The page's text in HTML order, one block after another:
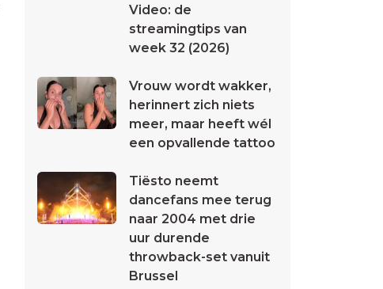
Video: de
streamingtips van
week 32 (2026)
Vrouw wordt wakker,
herinnert zich niets
meer, maar heeft wél
een opvallende tattoo
Tiësto neemt
dancefans mee terug
naar 2004 met drie
uur durende
throwback-set vanuit
Brussel